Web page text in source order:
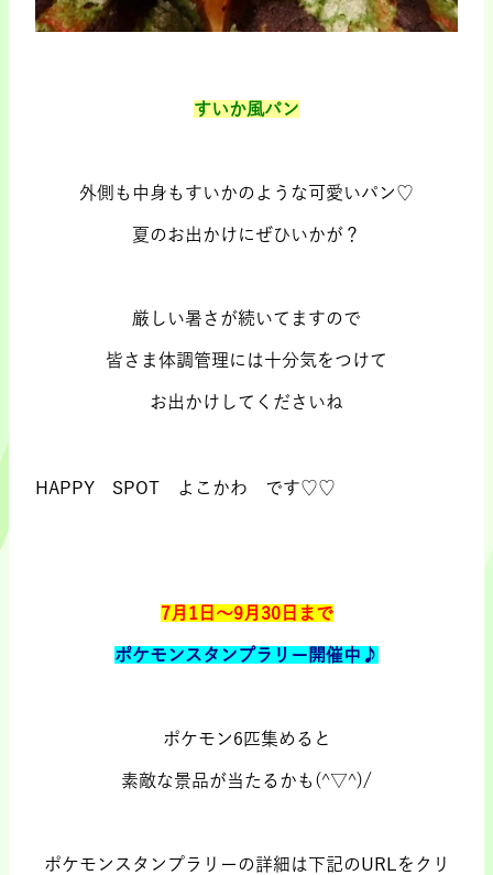
すいか風パン
外側も中身もすいかのような可愛いパン♡
夏のお出かけにぜひいかが？
厳しい暑さが続いてますので
皆さま体調管理には十分気をつけて
お出かけしてくださいね
HAPPY SPOT よこかわ です♡♡
7月1日～9月30日まで
ポケモンスタンプラリー開催中♪
ポケモン6匹集めると
素敵な景品が当たるかも(^▽^)/
ポケモンスタンプラリーの詳細は下記のURLをクリ